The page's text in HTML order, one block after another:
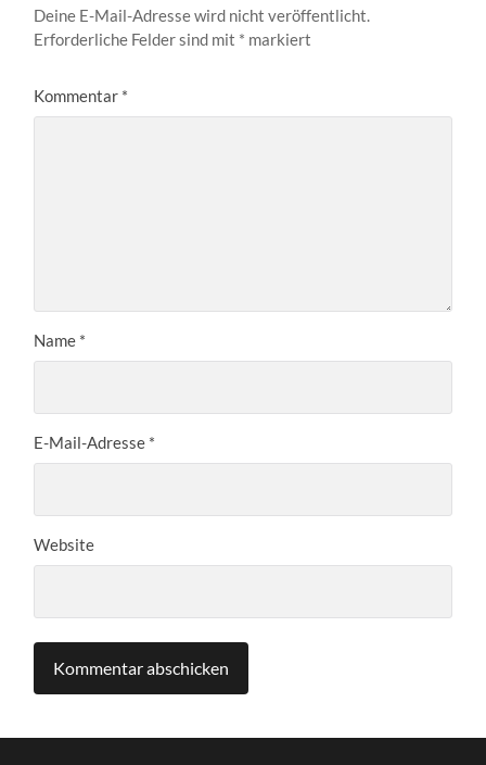
Deine E-Mail-Adresse wird nicht veröffentlicht.
Erforderliche Felder sind mit * markiert
Kommentar *
Name *
E-Mail-Adresse *
Website